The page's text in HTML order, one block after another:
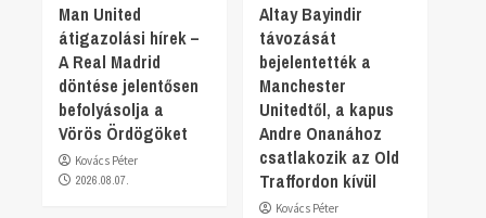
Man United
átigazolási hírek –
A Real Madrid
döntése jelentősen
befolyásolja a
Vörös Ördögöket
Kovács Péter
2026.08.07.
Altay Bayindir
távozását
bejelentették a
Manchester
Unitedtől, a kapus
Andre Onanához
csatlakozik az Old
Traffordon kívül
Kovács Péter